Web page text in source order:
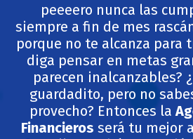
peeeero nunca las
siempre a fin de mes
porque no te alcanza para
diga pensar en metas
parecen inalcanzables?
guardadito, pero no
provecho? Entonces la
Financieros será tu mejor